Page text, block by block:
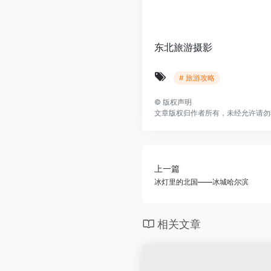
东北旅游摄影
# 旅游攻略
© 版权声明
文章版权归作者所有，未经允许请
上一篇
冰灯里的北国——冰城哈尔滨
相关文章